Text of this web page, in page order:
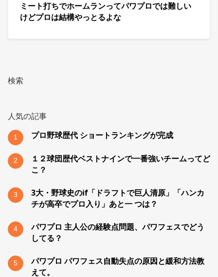
ミート打ちでホームランってパワプロでは難しい
けどプロは結構やっとるよな
検索
人気の記事
1 プロ野球歴代 ショートランキングが完成
2
１２球団歴代ベストナインで一番強いチームってど
こ？
3
3大・野球史のif「ドラフトで巨人清原」「ハンカ
チが高卒でプロ入り」あと一 つは？
4
パワプロ 主人公の経験点問題、パワフェスでどう
してる？
5
パワプロ パワフェス自動失点の原因と緩和方法教
えて。